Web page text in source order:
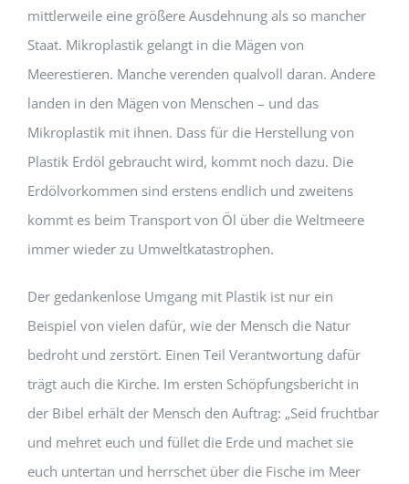
mittlerweile eine größere Ausdehnung als so mancher
Staat. Mikroplastik gelangt in die Mägen von
Meerestieren. Manche verenden qualvoll daran. Andere
landen in den Mägen von Menschen – und das
Mikroplastik mit ihnen. Dass für die Herstellung von
Plastik Erdöl gebraucht wird, kommt noch dazu. Die
Erdölvorkommen sind erstens endlich und zweitens
kommt es beim Transport von Öl über die Weltmeere
immer wieder zu Umweltkatastrophen.
Der gedankenlose Umgang mit Plastik ist nur ein
Beispiel von vielen dafür, wie der Mensch die Natur
bedroht und zerstört. Einen Teil Verantwortung dafür
trägt auch die Kirche. Im ersten Schöpfungsbericht in
der Bibel erhält der Mensch den Auftrag: „Seid fruchtbar
und mehret euch und füllet die Erde und machet sie
euch untertan und herrschet über die Fische im Meer